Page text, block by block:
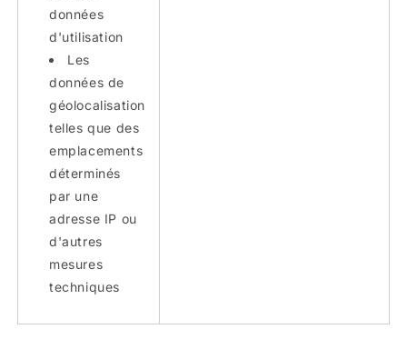
données
d'utilisation
Les
données de
géolocalisation
telles que des
emplacements
déterminés
par une
adresse IP ou
d'autres
mesures
techniques